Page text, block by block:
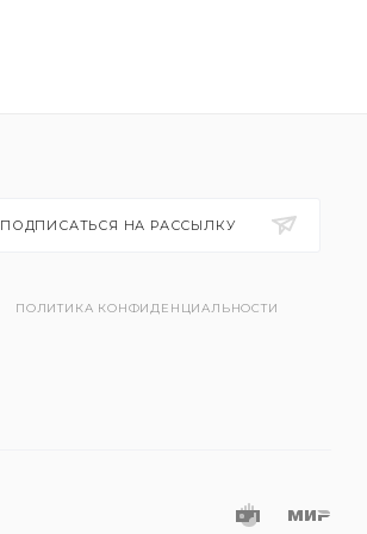
ПОДПИСАТЬСЯ НА РАССЫЛКУ
ПОЛИТИКА КОНФИДЕНЦИАЛЬНОСТИ